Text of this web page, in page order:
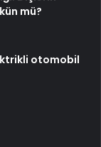
mü?
otomobil